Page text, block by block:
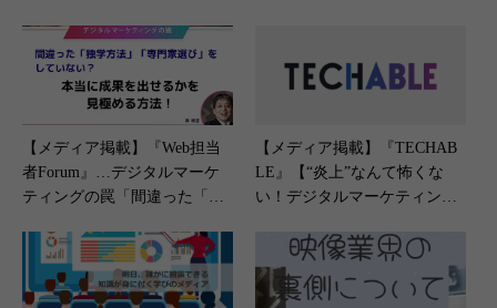
【メディア掲載】『Web担当
者Forum』…デジタルマーケ
ティングの罠「間違った「独
ない？ 本当に成果を出せるか
を見極める方法！」（2025年1
1月25日）
【メディア掲載】『TECHAB
LE』【“炎上”なんて怖くな
い！デジタルマーケティング
ウント運用で大切なこと
は？】（2023年5月1日）